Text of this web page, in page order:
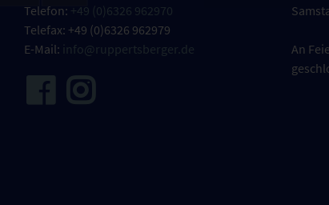
Telefon: +49 (0)6326 962970
Telefax: +49 (0)6326 962979
E-Mail: info@ruppertsberger.de
An